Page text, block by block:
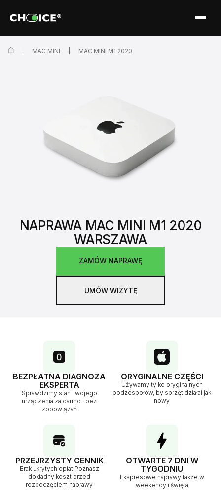
NAPRAWA MAC MINI M1 2020
WARSZAWA
ZAMÓW NAPRAWĘ
UMÓW WIZYTĘ
MAC MINI MAC MINI M1 2020
BEZPŁATNA DIAGNOZA
EKSPERTA
Sprawdzimy stan Twojego
urządzenia za darmo i bez
zobowiązań
ORYGINALNE CZĘŚCI
Używamy tylko oryginalnych
podzespołów, by sprzęt działał jak
nowy
PRZEJRZYSTY CENNIK
Brak ukrytych opłat.Poznasz
dokładny koszt przed
rozpoczęciem naprawy
OTWARTE 7 DNI W
TYGODNIU
Ekspresowe naprawy także w
weekendy i święta